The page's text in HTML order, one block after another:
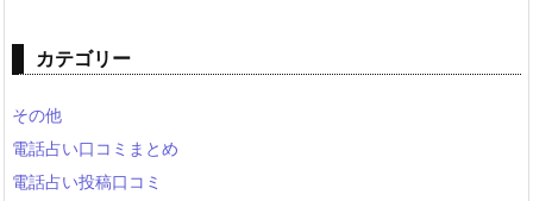
カテゴリー
その他
電話占い口コミまとめ
電話占い投稿口コミ